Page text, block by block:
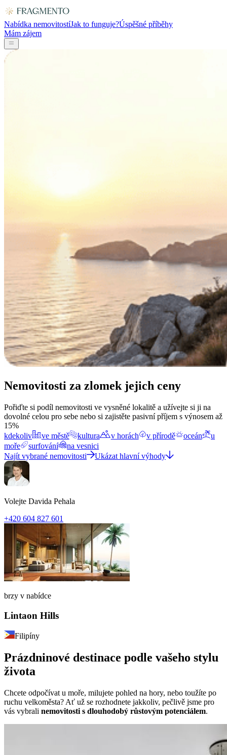
Nabídka nemovitostíJak to funguje?Úspěšné příběhy
Mám zájem
Nemovitosti za zlomek jejich ceny
Pořiďte si podíl nemovitosti ve vysněné lokalitě a užívejte si ji na
dovolné celou pro sebe nebo si zajistěte pasivní příjem s výnosem až
15%
kdekoliv
ve městě kultura v horách v přírodě oceán
u
moře
surfování
na vesnici
Najít vybrané nemovitosti
Ukázat hlavní výhody
Volejte Davida Pehala
+420 604 827 601
brzy v nabídce
Lintaon Hills
Filipíny
Prázdninové destinace podle vašeho stylu
života
Chcete odpočívat u moře, milujete pohled na hory, nebo toužíte po
ruchu velkoměsta? Ať už se rozhodnete jakkoliv, pečlivě jsme pro
vás vybrali nemovitosti s dlouhodobý růstovým potenciálem.